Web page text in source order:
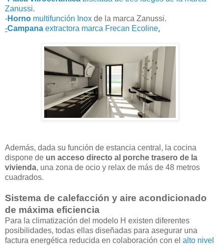
Zanussi.
-Horno multifunción Inox de la marca Zanussi.
-Campana extractora marca Frecan Ecoline.
Además, dada su función de estancia central, la cocina
dispone de un acceso directo al porche trasero de la
vivienda, una zona de ocio y relax de más de 48 metros
cuadrados.
Sistema de calefacción y aire acondicionado
de máxima eficiencia
Para la climatización del modelo H existen diferentes
posibilidades, todas ellas diseñadas para asegurar una
factura energética reducida en colaboración con el alto nivel